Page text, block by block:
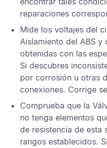
reparaciones
Mide los voltajes del
Aislamiento del ABS y
obtenidas con las
Si descubres
por corrosión u otras
conexiones. Corrige
Comprueba que la
no tenga elementos
de resistencia de esta
rangos establecidos.